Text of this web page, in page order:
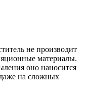
не производит
материалы.
оно наносится
на сложных